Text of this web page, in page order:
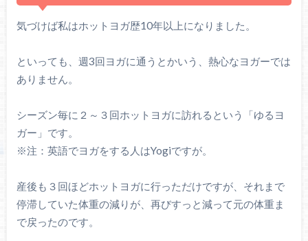
気づけば私はホットヨガ歴10年以上になりました。
といっても、週3回ヨガに通うとかいう、熱心なヨガーでは
ありません。
シーズン毎に２～３回ホットヨガに訪れるという「ゆるヨ
ガー」です。
※注：英語でヨガをする人はYogiですが。
産後も３回ほどホットヨガに行っただけですが、それまで
停滞していた体重の減りが、再びすっと減って元の体重ま
で戻ったのです。